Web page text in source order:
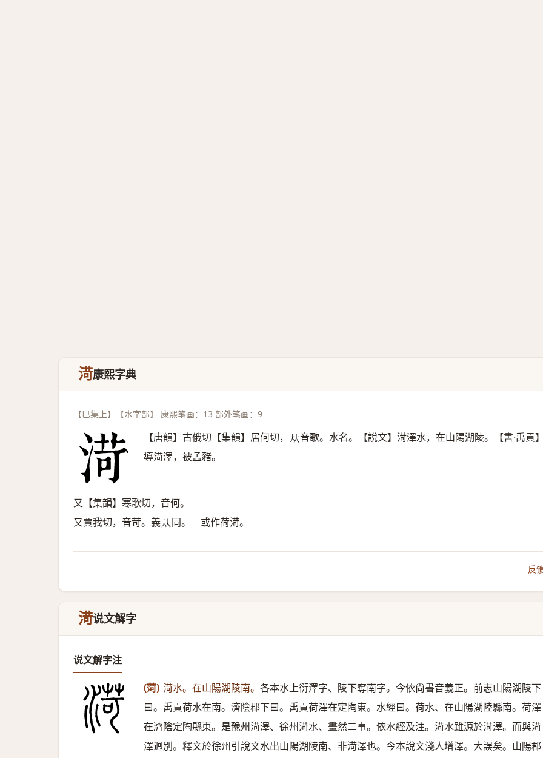
渮康熙字典
【巳集上】【水字部】 康熙笔画：13 部外笔画：9
【唐韻】古俄切【集韻】居何切， 𠀤音歌。水名。【說文】渮澤水，在山陽湖陵。【書·禹貢
導渮澤，被孟豬。
又【集韻】寒歌切，音何。
又賈我切，音苛。義𠀤同。 或作荷渮。
反
渮说文解字
说文解字注
(菏) 渮水。在山陽湖陵南。 各本水上衍澤字、陵下奪南字。今依尙書音義正。前志山陽湖陵下
曰。禹貢荷水在南。濟陰郡下曰。禹貢荷澤在定陶東。水經曰。荷水、在山陽湖陸縣南。荷澤
在濟陰定陶縣東。是豫州渮澤、徐州渮水、畫然二事。依水經及注。渮水雖源於渮澤。而與渮
澤迥別。釋文於徐州引說文水出山陽湖陵南、非渮澤也。今本說文淺人增澤。大誤矣。山陽郡